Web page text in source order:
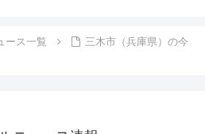
ース一覧
三木市（兵庫県）の今